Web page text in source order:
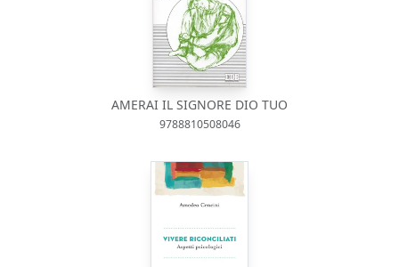
AMERAI IL SIGNORE DIO TUO
9788810508046